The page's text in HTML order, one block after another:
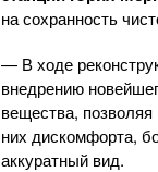
на сохранность
— В ходе
внедрению
вещества,
них дискомфорта,
аккуратный вид.